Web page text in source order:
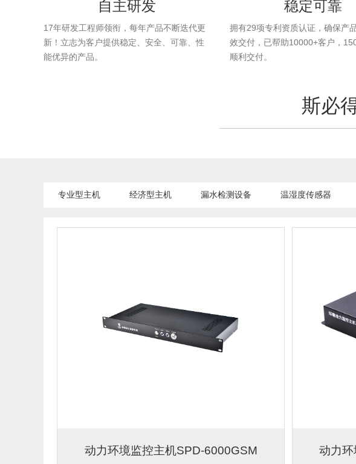
自主研发
17年研发工程师领衔，每年产品不断迭代更
新！立志为客户提供稳定、安全、可靠、性
能优异的产品。
稳定可靠
拥有29项专利资质认证，确保产
效交付，已帮助10000+客户，
顺利交付。
斯必
专业型主机 经济型主机 漏水检测设备 温湿度传感器
动力环境监控主机SPD-6000GSM 动力